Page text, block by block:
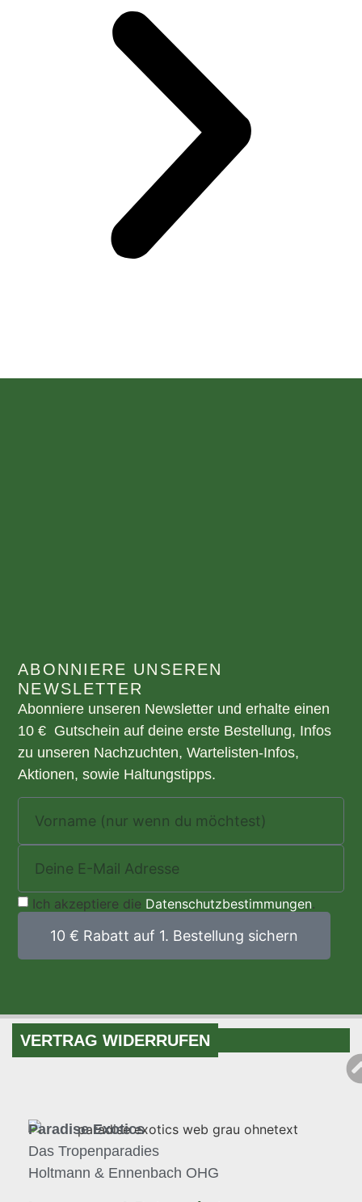
ABONNIERE UNSEREN
NEWSLETTER
Abonniere unseren Newsletter und erhalte einen
10 € Gutschein auf deine erste Bestellung, Infos
zu unseren Nachzuchten, Wartelisten-Infos,
Aktionen, sowie Haltungstipps.
Ich akzeptiere die Datenschutzbestimmungen.
10 € Rabatt auf 1. Bestellung sichern
VERTRAG WIDERRUFEN
Paradise Exotics
Das Tropenparadies
Holtmann & Ennenbach OHG